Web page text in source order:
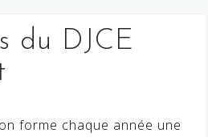
du DJCE
forme chaque année une